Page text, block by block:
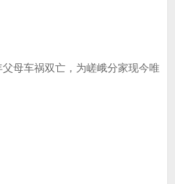
母车祸双亡，为嵯峨分家现今唯